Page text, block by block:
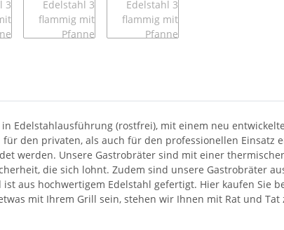
Edelstahlausführung (rostfrei), mit einem neu
für den privaten, als auch für den professionellen
werden. Unsere Gastrobräter sind mit einer
die sich lohnt. Zudem sind unsere Gastrobräter
aus hochwertigem Edelstahl gefertigt. Hier kaufen
mit Ihrem Grill sein, stehen wir Ihnen mit Rat und Tat